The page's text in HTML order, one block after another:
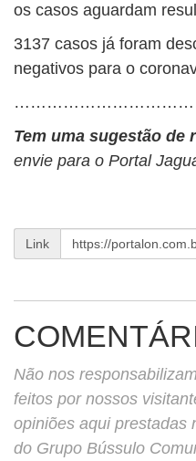
os casos aguardam
3137 casos já foram
negativos para o
Tem uma sugestão de
envie para o Portal
Link
Não nos
feitos por nossos
opiniões aqui prestadas
do Grupo Bússulo